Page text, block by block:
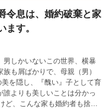
令息は、婚約破棄と家
ます。
男しかいないこの世界、横暴
も屑ばかりで、母親（男）
を隠し、『醜い』子として育